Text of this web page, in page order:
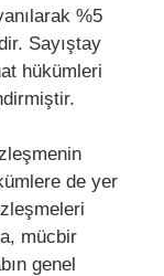
%5
Sayıştay
hükümleri
de yer
mücbir
genel